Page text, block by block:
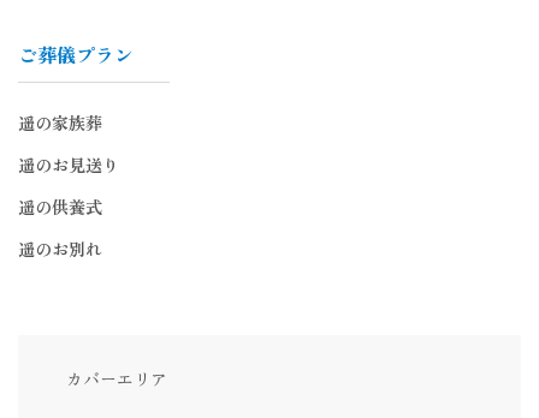
ご葬儀プラン
遥の家族葬
遥のお見送り
遥の供養式
遥のお別れ
カバーエリア